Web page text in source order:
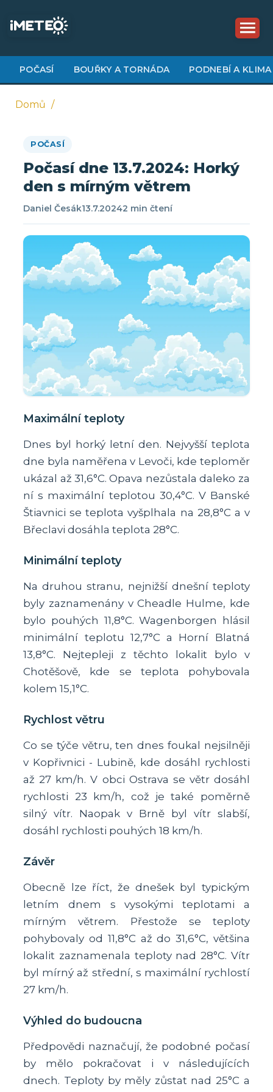
obsahu
POČASÍ BOUŘKY A TORNÁDA PODNEBÍ A KLIMA
navigace
Domů
POČASÍ
Počasí dne 13.7.2024: Horký
den s mírným větrem
Daniel Česák13.7.20242 min čtení
Maximální teploty
Dnes byl horký letní den. Nejvyšší teplota
dne byla naměřena v Levoči, kde teploměr
ukázal až 31,6°C. Opava nezůstala daleko za
ní s maximální teplotou 30,4°C. V Banské
Štiavnici se teplota vyšplhala na 28,8°C a v
Břeclavi dosáhla teplota 28°C.
Minimální teploty
Na druhou stranu, nejnižší dnešní teploty
byly zaznamenány v Cheadle Hulme, kde
bylo pouhých 11,8°C. Wagenborgen hlásil
minimální teplotu 12,7°C a Horní Blatná
13,8°C. Nejtepleji z těchto lokalit bylo v
Chotěšově, kde se teplota pohybovala
kolem 15,1°C.
Rychlost větru
Co se týče větru, ten dnes foukal nejsilněji
v Kopřivnici - Lubině, kde dosáhl rychlosti
až 27 km/h. V obci Ostrava se větr dosáhl
rychlosti 23 km/h, což je také poměrně
silný vítr. Naopak v Brně byl vítr slabší,
dosáhl rychlosti pouhých 18 km/h.
Závěr
Obecně lze říct, že dnešek byl typickým
letním dnem s vysokými teplotami a
mírným větrem. Přestože se teploty
pohybovaly od 11,8°C až do 31,6°C, většina
lokalit zaznamenala teploty nad 28°C. Vítr
byl mírný až střední, s maximální rychlostí
27 km/h.
Výhled do budoucna
Předpovědi naznačují, že podobné počasí
by mělo pokračovat i v následujících
dnech. Teploty by měly zůstat nad 25°C a